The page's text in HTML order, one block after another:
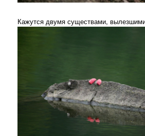
Кажутся двумя существами,